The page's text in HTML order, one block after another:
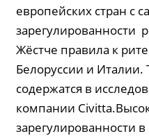
европейских стран с
зарегулированности
Жёстче правила к
Белоруссии и
содержатся в
компании
зарегулированности